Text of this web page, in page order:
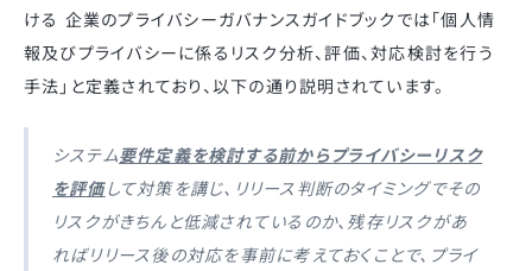
ける 企業のプライバシーガバナンスガイドブックでは「個人情
報及びプライバシーに係るリスク分析、評価、対応検討を行う
手法」と定義されており、以下の通り説明されています。
システム要件定義を検討する前からプライバシーリスク
を評価して対策を講じ、リリース判断のタイミングでその
リスクがきちんと低減されているのか、残存リスクがあ
ればリリース後の対応を事前に考えておくことで、プライ